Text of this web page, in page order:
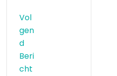
Vol
Gen
D
Beri
Cht